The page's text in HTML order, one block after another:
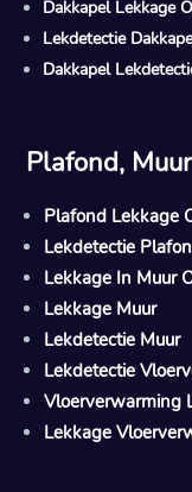
Dakkapel Lekkage
Lekdetectie
Dakkapel
Plafond,
Plafond Lekkage
Lekdetectie
Lekkage In Muur
Lekkage Muur
Lekdetectie Muur
Lekdetectie
Vloerverwarming
Lekkage